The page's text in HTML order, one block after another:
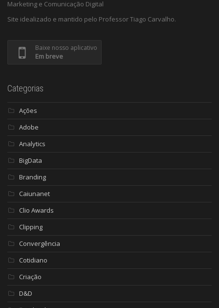
Marketing e Comunicação Digital
Site idealizado e mantido pelo Professor Tiago Carvalho.
Baixe nosso aplicativo
Em breve
Categorias
Ações
Adobe
Analytics
BigData
Branding
Caiunanet
Clio Awards
Clipping
Convergência
Cotidiano
Criação
D&D